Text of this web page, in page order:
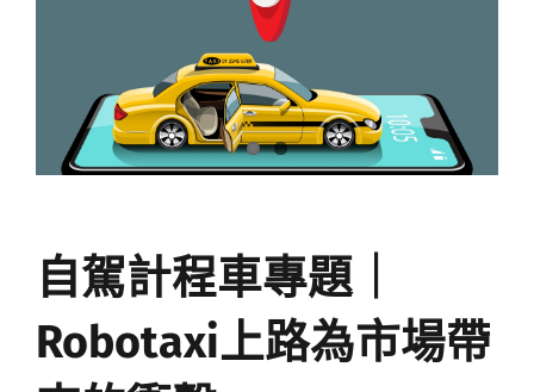
產業日報
媒體曝光
會員帳號
自駕計程車專題｜
Robotaxi上路為市場帶